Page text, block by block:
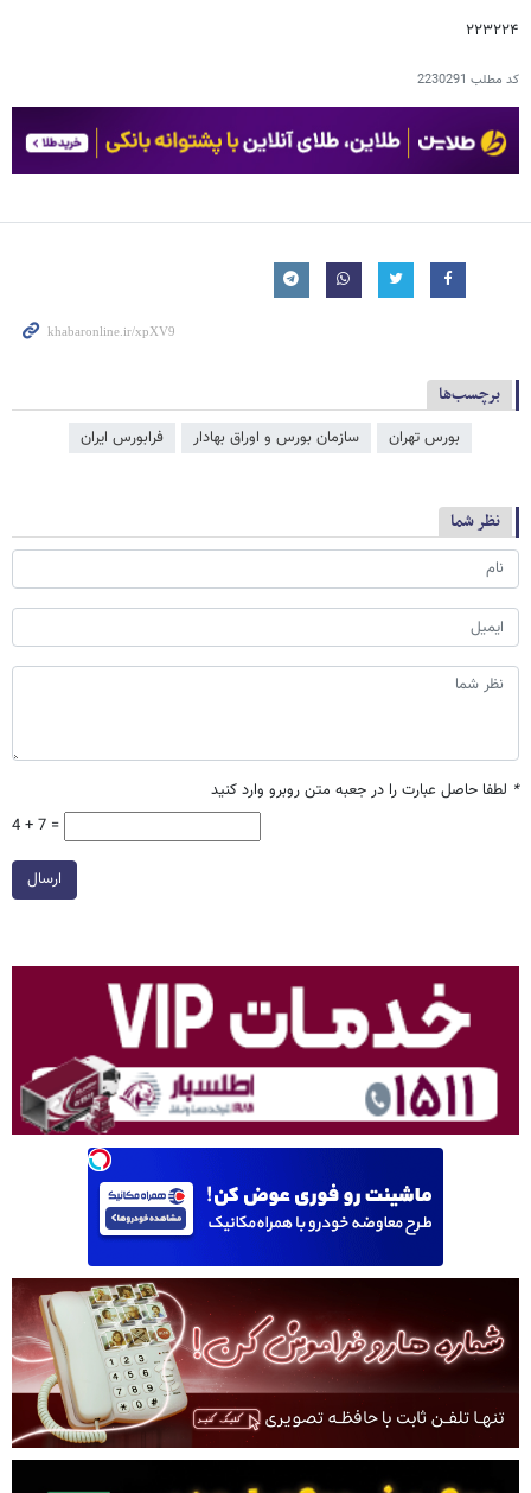
۲۲۳۲۲۴
کد مطلب 2230291
برچسب‌ها
بورس تهران سازمان بورس و اوراق بهادار فرا‌‌‌‌‌بورس ایران
نظر شما
* لطفا حاصل عبارت را در جعبه متن روبرو وارد کنید
4 + 7 =
ارسال